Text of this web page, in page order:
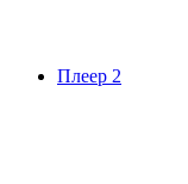
Плеер 2